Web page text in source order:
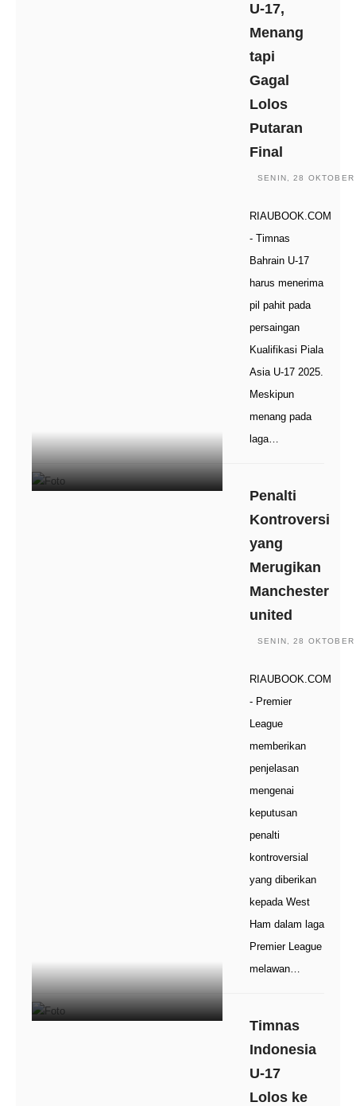
U-17,
Menang
tapi
Gagal
Lolos
Putaran
Final
SENIN, 28
RIAUBOOK.COM
- Timnas
Bahrain U-17
harus menerima
pil pahit pada
persaingan
Kualifikasi Piala
Asia U-17 2025.
Meskipun
menang pada
laga…
Penalti
Kontroversi
yang
Merugikan
Manchester
united
SENIN, 28
RIAUBOOK.COM
- Premier
League
memberikan
penjelasan
mengenai
keputusan
penalti
kontroversial
yang diberikan
kepada West
Ham dalam laga
Premier League
melawan…
Timnas
Indonesia
U-17
Lolos ke